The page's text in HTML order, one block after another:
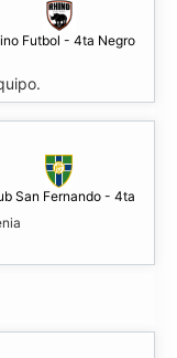
Futbol - 4ta Negro
San Fernando - 4ta